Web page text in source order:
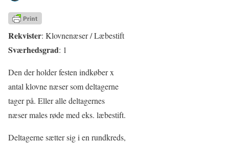
Rekvister: Klovnenæser / Læbestift
Sværhedsgrad: 1
Den der holder festen indkøber x
antal klovne næser som deltagerne
tager på. Eller alle deltagernes
næser males røde med eks. læbestift.
Deltagerne sætter sig i en rundkreds,